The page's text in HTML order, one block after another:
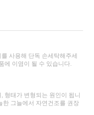
사용해 단독 손세탁해주세
에 이염이 될 수 있습니다.
형태가 변형되는 원인이 됩니
한 그늘에서 자연건조를 권장